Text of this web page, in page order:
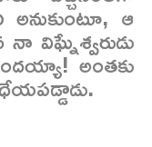
అనుకుంటూ, ఆ
విఘ్నేశ్వరుడు
అంతకు